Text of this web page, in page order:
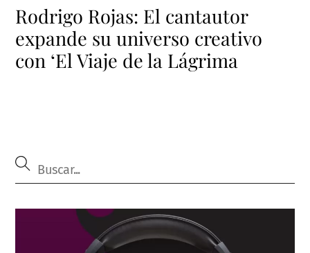
Rodrigo Rojas: El cantautor
expande su universo creativo
con ‘El Viaje de la Lágrima